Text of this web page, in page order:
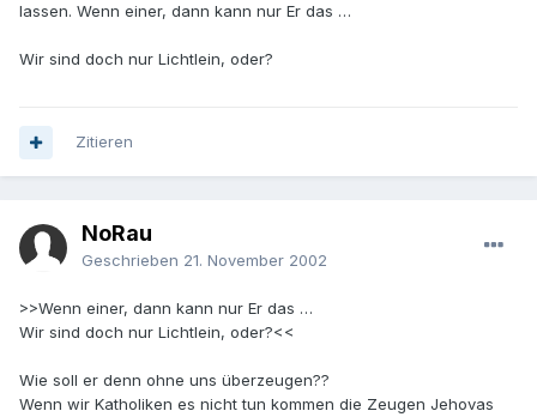
lassen. Wenn einer, dann kann nur Er das …
Wir sind doch nur Lichtlein, oder?
Zitieren
NoRau
Geschrieben 21. November 2002
>>Wenn einer, dann kann nur Er das …
Wir sind doch nur Lichtlein, oder?<<
Wie soll er denn ohne uns überzeugen??
Wenn wir Katholiken es nicht tun kommen die Zeugen Jehovas